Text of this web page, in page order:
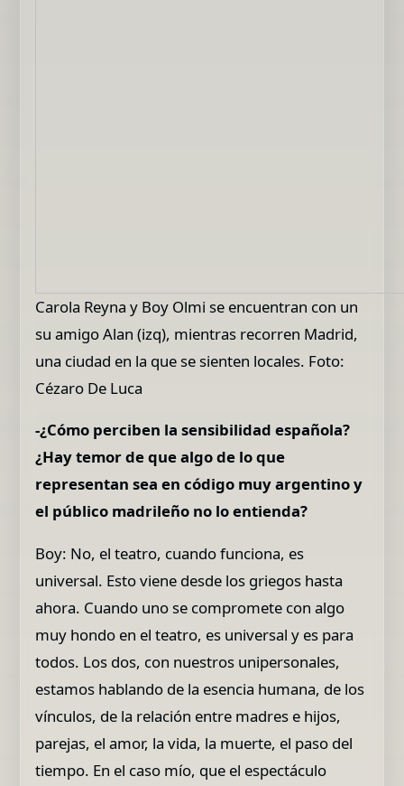
Carola Reyna y Boy Olmi se encuentran con un
su amigo Alan (izq), mientras recorren Madrid,
una ciudad en la que se sienten locales. Foto:
Cézaro De Luca
-¿Cómo perciben la sensibilidad española?
¿Hay temor de que algo de lo que
representan sea en código muy argentino y
el público madrileño no lo entienda?
Boy: No, el teatro, cuando funciona, es
universal. Esto viene desde los griegos hasta
ahora. Cuando uno se compromete con algo
muy hondo en el teatro, es universal y es para
todos. Los dos, con nuestros unipersonales,
estamos hablando de la esencia humana, de los
vínculos, de la relación entre madres e hijos,
parejas, el amor, la vida, la muerte, el paso del
tiempo. En el caso mío, que el espectáculo